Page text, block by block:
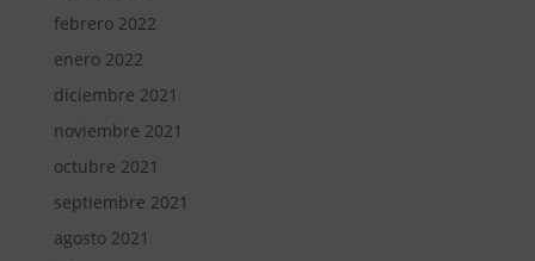
febrero 2022
enero 2022
diciembre 2021
noviembre 2021
octubre 2021
septiembre 2021
agosto 2021